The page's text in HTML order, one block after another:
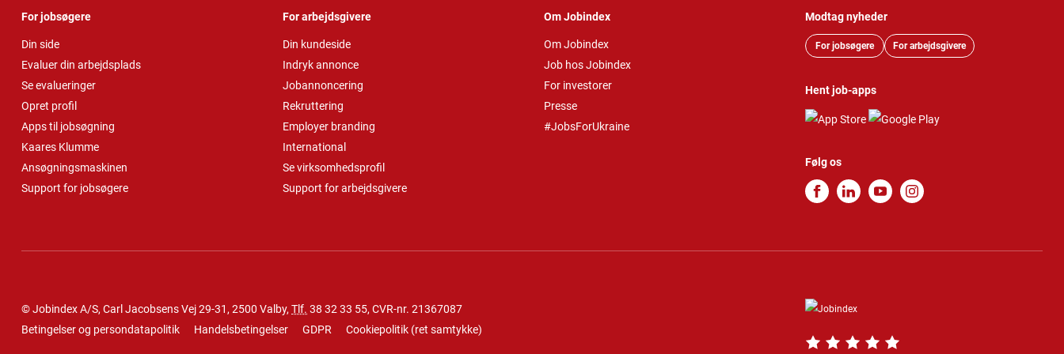
For jobsøgere
Din side
Evaluer din arbejdsplads
Se evalueringer
Opret profil
Apps til jobsøgning
Kaares Klumme
Ansøgningsmaskinen
Support for jobsøgere
For arbejdsgivere
Din kundeside
Indryk annonce
Jobannoncering
Rekruttering
Employer branding
International
Se virksomhedsprofil
Support for arbejdsgivere
Om Jobindex
Om Jobindex
Job hos Jobindex
For investorer
Presse
#JobsForUkraine
Modtag nyheder
For jobsøgere For arbejdsgivere
Hent job-apps
Følg os
© Jobindex A/S, Carl Jacobsens Vej 29-31, 2500 Valby, Tlf. 38 32 33 55, CVR-nr. 21367087
Betingelser og persondatapolitik
Handelsbetingelser GDPR Cookiepolitik (ret samtykke)